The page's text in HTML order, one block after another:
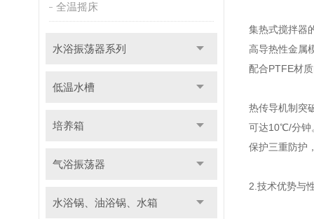
全温摇床
水浴振荡器系列
低温水槽
培养箱
气浴振荡器
水浴锅、油浴锅、水箱
集热式搅拌器
高导热性金属
配合PTFE材
热传导机制突
可达10℃/分钟
保护三重防护
2.技术优势与